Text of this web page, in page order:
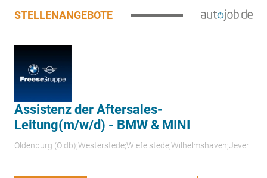
STELLENANGEBOTE
Assistenz der Aftersales-
Leitung(m/w/d) - BMW & MINI
Oldenburg (Oldb);Westerstede;Wiefelstede;Wilhelmshaven;Jever